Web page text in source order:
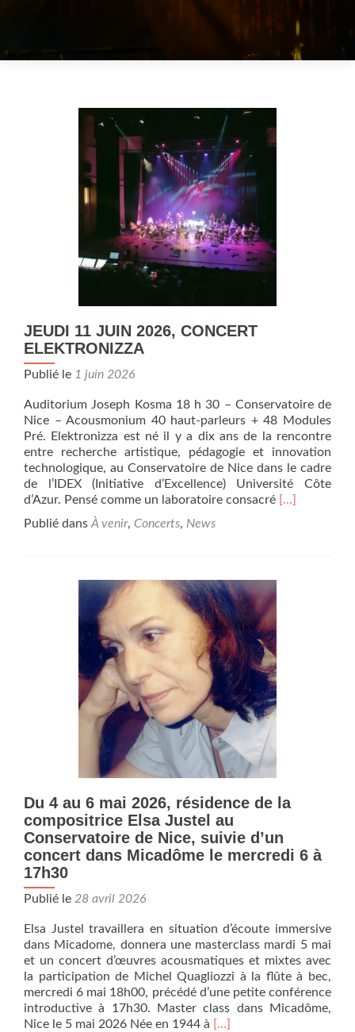
JEUDI 11 JUIN 2026, CONCERT
ELEKTRONIZZA
Publié le 1 juin 2026
Auditorium Joseph Kosma 18 h 30 – Conservatoire de
Nice – Acousmonium 40 haut-parleurs + 48 Modules
Pré. Elektronizza est né il y a dix ans de la rencontre
entre recherche artistique, pédagogie et innovation
technologique, au Conservatoire de Nice dans le cadre
de l’IDEX (Initiative d’Excellence) Université Côte
d’Azur. Pensé comme un laboratoire consacré En[…]
Publié dans À venir, Concerts, News
Du 4 au 6 mai 2026, résidence de la
compositrice Elsa Justel au
Conservatoire de Nice, suivie d’un
concert dans Micadôme le mercredi 6 à
17h30
Publié le 28 avril 2026
Elsa Justel travaillera en situation d’écoute immersive
dans Micadome, donnera une masterclass mardi 5 mai
et un concert d’œuvres acousmatiques et mixtes avec
la participation de Michel Quagliozzi à la flûte à bec,
mercredi 6 mai 18h00, précédé d’une petite conférence
introductive à 17h30. Master class dans Micadôme,
Nice le 5 mai 2026 Née en 1944 à En[…]
Navigation
articles